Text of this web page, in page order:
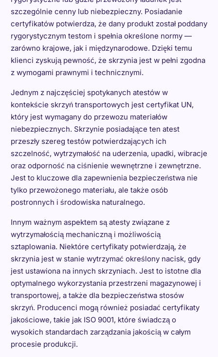
szczególnie cenny lub niebezpieczny. Posiadanie
certyfikatów potwierdza, że dany produkt został poddany
rygorystycznym testom i spełnia określone normy —
zarówno krajowe, jak i międzynarodowe. Dzięki temu
klienci zyskują pewność, że skrzynia jest w pełni zgodna
z wymogami prawnymi i technicznymi.
Jednym z najczęściej spotykanych atestów w
kontekście skrzyń transportowych jest certyfikat UN,
który jest wymagany do przewozu materiałów
niebezpiecznych. Skrzynie posiadające ten atest
przeszły szereg testów potwierdzających ich
szczelność, wytrzymałość na uderzenia, upadki, wibracje
oraz odporność na ciśnienie wewnętrzne i zewnętrzne.
Jest to kluczowe dla zapewnienia bezpieczeństwa nie
tylko przewożonego materiału, ale także osób
postronnych i środowiska naturalnego.
Innym ważnym aspektem są atesty związane z
wytrzymałością mechaniczną i możliwością
sztaplowania. Niektóre certyfikaty potwierdzają, że
skrzynia jest w stanie wytrzymać określony nacisk, gdy
jest ustawiona na innych skrzyniach. Jest to istotne dla
optymalnego wykorzystania przestrzeni magazynowej i
transportowej, a także dla bezpieczeństwa stosów
skrzyń. Producenci mogą również posiadać certyfikaty
jakościowe, takie jak ISO 9001, które świadczą o
wysokich standardach zarządzania jakością w całym
procesie produkcji.